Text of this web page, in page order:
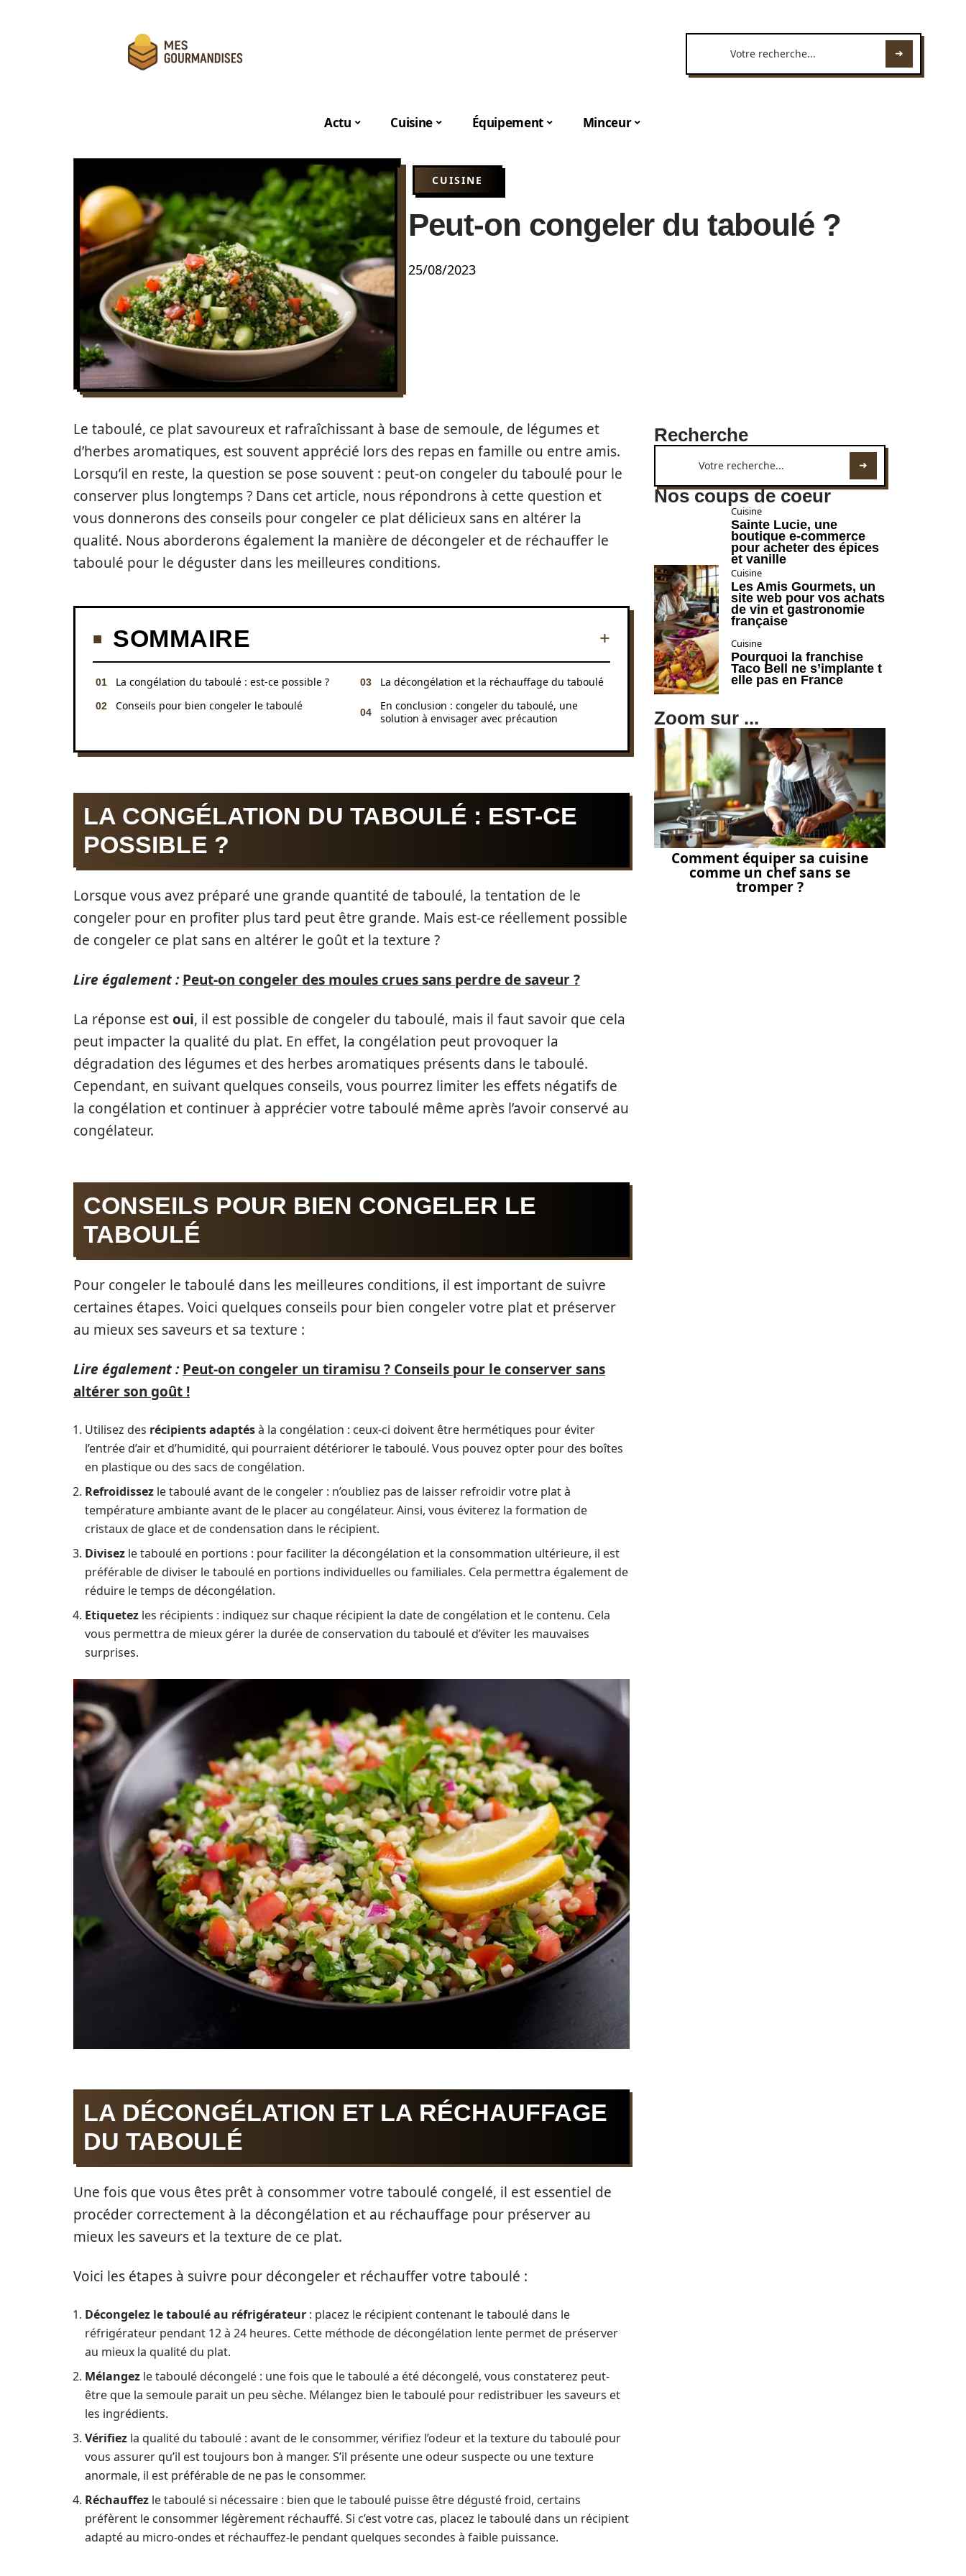
Actu Cuisine Équipement Minceur
CUISINE
Peut-on congeler du taboulé ?
25/08/2023
Le taboulé, ce plat savoureux et rafraîchissant à base de semoule, de légumes et
d’herbes aromatiques, est souvent apprécié lors des repas en famille ou entre amis.
Lorsqu’il en reste, la question se pose souvent : peut-on congeler du taboulé pour le
conserver plus longtemps ? Dans cet article, nous répondrons à cette question et
vous donnerons des conseils pour congeler ce plat délicieux sans en altérer la
qualité. Nous aborderons également la manière de décongeler et de réchauffer le
taboulé pour le déguster dans les meilleures conditions.
SOMMAIRE
La congélation du taboulé : est-ce possible ?
Conseils pour bien congeler le taboulé
La décongélation et la réchauffage du taboulé
En conclusion : congeler du taboulé, une
solution à envisager avec précaution
LA CONGÉLATION DU TABOULÉ : EST-CE
POSSIBLE ?
Lorsque vous avez préparé une grande quantité de taboulé, la tentation de le
congeler pour en profiter plus tard peut être grande. Mais est-ce réellement possible
de congeler ce plat sans en altérer le goût et la texture ?
Lire également : Peut-on congeler des moules crues sans perdre de saveur ?
La réponse estoui, il est possible de congeler du taboulé, mais il faut savoir que cela
peut impacter la qualité du plat. En effet, la congélation peut provoquer la
dégradation des légumes et des herbes aromatiques présents dans le taboulé.
Cependant, en suivant quelques conseils, vous pourrez limiter les effets négatifs de
la congélation et continuer à apprécier votre taboulé même après l’avoir conservé au
congélateur.
CONSEILS POUR BIEN CONGELER LE
TABOULÉ
Pour congeler le taboulé dans les meilleures conditions, il est important de suivre
certaines étapes. Voici quelques conseils pour bien congeler votre plat et préserver
au mieux ses saveurs et sa texture :
Lire également : Peut-on congeler un tiramisu ? Conseils pour le conserver sans
altérer son goût !
Utilisez des récipients adaptésà la congélation : ceux-ci doivent être hermétiques pour éviter
l’entrée d’air et d’humidité, qui pourraient détériorer le taboulé. Vous pouvez opter pour des boîtes
en plastique ou des sacs de congélation.
Refroidissez le taboulé avant de le congeler : n’oubliez pas de laisser refroidir votre plat à
température ambiante avant de le placer au congélateur. Ainsi, vous éviterez la formation de
cristaux de glace et de condensation dans le récipient.
Divisez le taboulé en portions : pour faciliter la décongélation et la consommation ultérieure, il est
préférable de diviser le taboulé en portions individuelles ou familiales. Cela permettra également de
réduire le temps de décongélation.
Etiquetez les récipients : indiquez sur chaque récipient la date de congélation et le contenu. Cela
vous permettra de mieux gérer la durée de conservation du taboulé et d’éviter les mauvaises
surprises.
LA DÉCONGÉLATION ET LA RÉCHAUFFAGE
DU TABOULÉ
Une fois que vous êtes prêt à consommer votre taboulé congelé, il est essentiel de
procéder correctement à la décongélation et au réchauffage pour préserver au
mieux les saveurs et la texture de ce plat.
Voici les étapes à suivre pour décongeler et réchauffer votre taboulé :
Décongelez le taboulé au réfrigérateur : placez le récipient contenant le taboulé dans le
réfrigérateur pendant 12 à 24 heures. Cette méthode de décongélation lente permet de préserver
au mieux la qualité du plat.
Mélangez le taboulé décongelé : une fois que le taboulé a été décongelé, vous constaterez peut-
être que la semoule parait un peu sèche. Mélangez bien le taboulé pour redistribuer les saveurs et
les ingrédients.
Vérifiez la qualité du taboulé : avant de le consommer, vérifiez l’odeur et la texture du taboulé pour
vous assurer qu’il est toujours bon à manger. S’il présente une odeur suspecte ou une texture
anormale, il est préférable de ne pas le consommer.
Réchauffez le taboulé si nécessaire : bien que le taboulé puisse être dégusté froid, certains
préfèrent le consommer légèrement réchauffé. Si c’est votre cas, placez le taboulé dans un récipient
adapté au micro-ondes et réchauffez-le pendant quelques secondes à faible puissance.
Recherche
Nos coups de coeur
Cuisine
Sainte Lucie, une
boutique e-commerce
pour acheter des épices
et vanille
Cuisine
Les Amis Gourmets, un
site web pour vos achats
de vin et gastronomie
française
Cuisine
Pourquoi la franchise
Taco Bell ne s’implante t
elle pas en France
Zoom sur ...
Comment équiper sa cuisine
comme un chef sans se
tromper ?